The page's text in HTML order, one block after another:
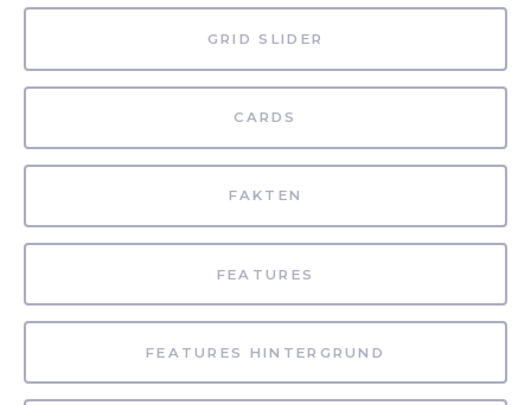
GRID SLIDER
CARDS
FAKTEN
FEATURES
FEATURES HINTERGRUND